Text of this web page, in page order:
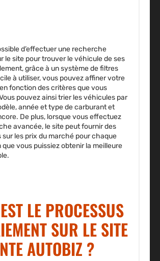
d’effectuer une recherche
le site pour trouver le véhicule de ses
, grâce à un système de filtres
à utiliser, vous pouvez affiner votre
fonction des critères que vous
pouvez ainsi trier les véhicules par
année et type de carburant et
De plus, lorsque vous effectuez
avancée, le site peut fournir des
sur les prix du marché pour chaque
que vous puissiez obtenir la meilleure
LE PROCESSUS
SUR LE SITE
AUTOBIZ ?